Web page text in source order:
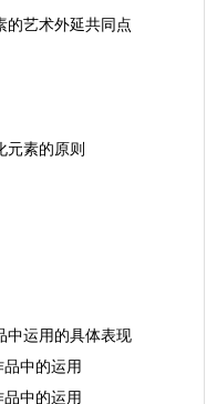
艺术外延共同点
素的原则
运用的具体表现
中的运用
中的运用